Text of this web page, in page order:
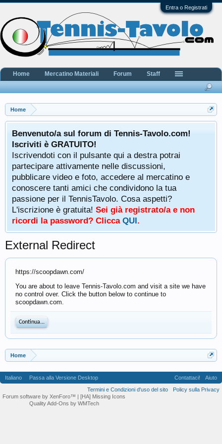
Entra o Registrati
Home
Benvenuto/a sul forum di Tennis-Tavolo.com!
Iscriviti è GRATUITO!
Iscrivendoti con il pulsante qui a destra potrai
partecipare attivamente nelle discussioni,
pubblicare video e foto, accedere al mercatino e
conoscere tanti amici che condividono la tua
passione per il TennisTavolo. Cosa aspetti?
L'iscrizione è gratuita! Sei già registrato/a e non
ricordi la password? Clicca QUI.
External Redirect
https://scoopdawn.com/
You are about to leave Tennis-Tavolo.com and visit a site we have
no control over. Click the button below to continue to
scoopdawn.com.
Continua...
Home
Home Mercatino Materiali Forum Staff
Italiano Passa alla Versione Desktop Contattaci!
Aiuto
Termini e Condizioni d'uso del sito
Policy sulla Privacy
Forum software by XenForo™ | [HA] Missing Icons
Quality Add-Ons by WMTech